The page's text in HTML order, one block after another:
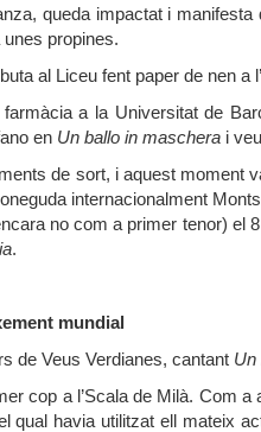
queda impactat i
propines.
al Liceu fent paper de nen a
a la Universitat de
en Un ballo in maschera i
de sort, i aquest moment
internacionalment
no com a primer tenor) el
.
mundial
de Veus Verdianes, cantant Un
cop a l’Scala de Milà. Com
qual havia utilitzat ell mateix